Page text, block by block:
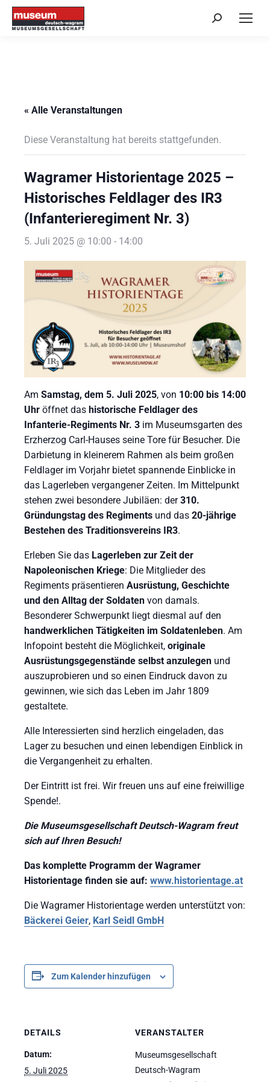
Search:
« Alle Veranstaltungen
Diese Veranstaltung hat bereits stattgefunden.
Wagramer Historientage 2025 –
Historisches Feldlager des IR3
(Infanterieregiment Nr. 3)
5. Juli 2025 @ 10:00 - 14:00
Am Samstag, dem 5. Juli 2025, von 10:00 bis 14:00
Uhr öffnet das historische Feldlager des
Infanterie-Regiments Nr. 3 im Museumsgarten des
Erzherzog Carl-Hauses seine Tore für Besucher. Die
Darbietung in kleinerem Rahmen als beim großen
Feldlager im Vorjahr bietet spannende Einblicke in
das Lagerleben vergangener Zeiten. Im Mittelpunkt
stehen zwei besondere Jubiläen: der310.
Gründungstag des Regiments und das 20-jährige
Bestehen des Traditionsvereins IR3.
Erleben Sie das Lagerleben zur Zeit der
Napoleonischen Kriege: Die Mitglieder des
Regiments präsentieren Ausrüstung, Geschichte
und den Alltag der Soldaten von damals.
Besonderer Schwerpunkt liegt diesmal auf den
handwerklichen Tätigkeiten im Soldatenleben. Am
Infopoint besteht die Möglichkeit, originale
Ausrüstungsgegenstände selbst anzulegen und
auszuprobieren und so einen Eindruck davon zu
gewinnen, wie sich das Leben im Jahr 1809
gestaltete.
Alle Interessierten sind herzlich eingeladen, das
Lager zu besuchen und einen lebendigen Einblick in
die Vergangenheit zu erhalten.
Der Eintritt ist frei. Wir freuen uns auf eine freiwillige
Spende!.
Die Museumsgesellschaft Deutsch-Wagram freut
sich auf Ihren Besuch!
Das komplette Programm der Wagramer
Historientage finden sie auf: www.historientage.at
Die Wagramer Historientage werden unterstützt von:
Bäckerei Geier, Karl Seidl GmbH
Zum Kalender hinzufügen
DETAILS
Datum:
5. Juli 2025
VERANSTALTER
Museumsgesellschaft
Deutsch-Wagram